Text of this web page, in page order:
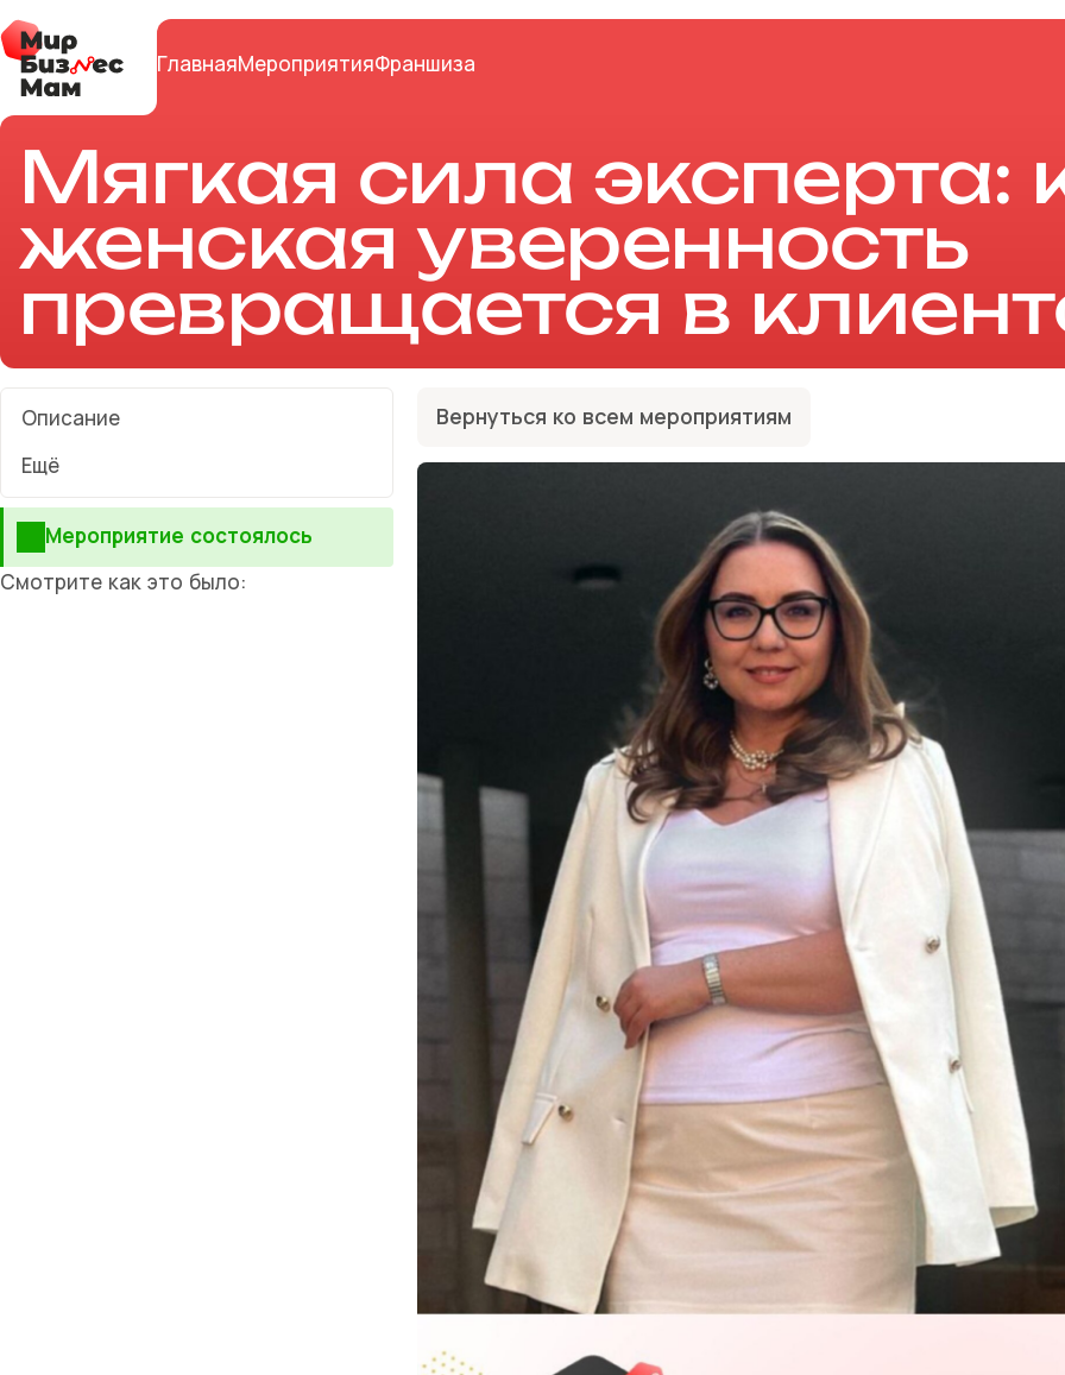
ГлавнаяМероприятияФраншиза
Мягкая сила эксперта:
женская уверенность
превращается в
Описание
Ещё
Мероприятие состоялось
Смотрите как это было:
Вернуться ко всем мероприятиям